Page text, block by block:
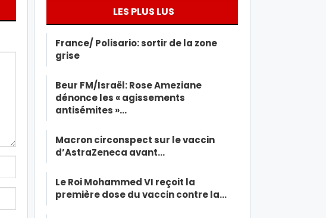
LES PLUS LUS
France/ Polisario: sortir de la zone
grise
Beur FM/Israël: Rose Ameziane
dénonce les « agissements
antisémites »…
Macron circonspect sur le vaccin
d’AstraZeneca avant…
Le Roi Mohammed VI reçoit la
première dose du vaccin contre la…